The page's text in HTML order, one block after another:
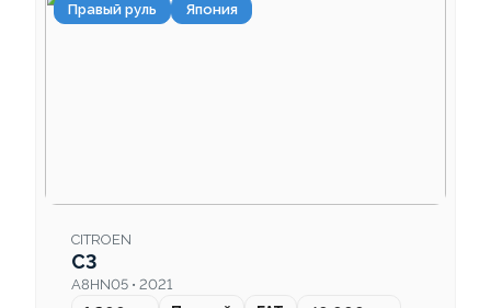
Правый руль Япония
CITROEN
C3
A8HN05 • 2021